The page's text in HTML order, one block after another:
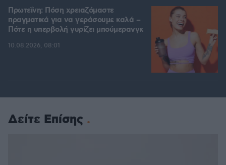
Πρωτεΐνη: Πόση χρειαζόμαστε
πραγματικά για να γεράσουμε καλά –
Πότε η υπερβολή γυρίζει μπούμερανγκ
10.08.2026, 08:01
Δείτε Επίσης